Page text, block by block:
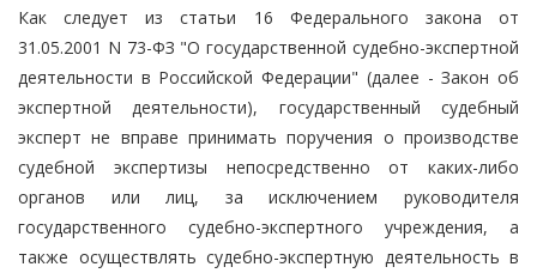
Как следует из статьи 16 Федерального закона от
31.05.2001 N 73-ФЗ "О государственной судебно-экспертной
деятельности в Российской Федерации" (далее - Закон об
экспертной деятельности), государственный судебный
эксперт не вправе принимать поручения о производстве
судебной экспертизы непосредственно от каких-либо
органов или лиц, за исключением руководителя
государственного судебно-экспертного учреждения, а
также осуществлять судебно-экспертную деятельность в